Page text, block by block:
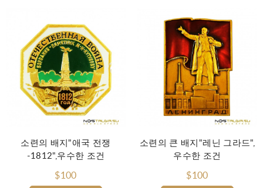
소련의 배지"애국 전쟁
-1812",우수한 조건
$100
소련의 큰 배지"레닌 그라드",
우수한 조건
$100